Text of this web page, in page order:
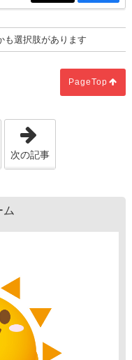
も選択肢があります
PageTop
スマート化で楽しく」
次の記事
ム